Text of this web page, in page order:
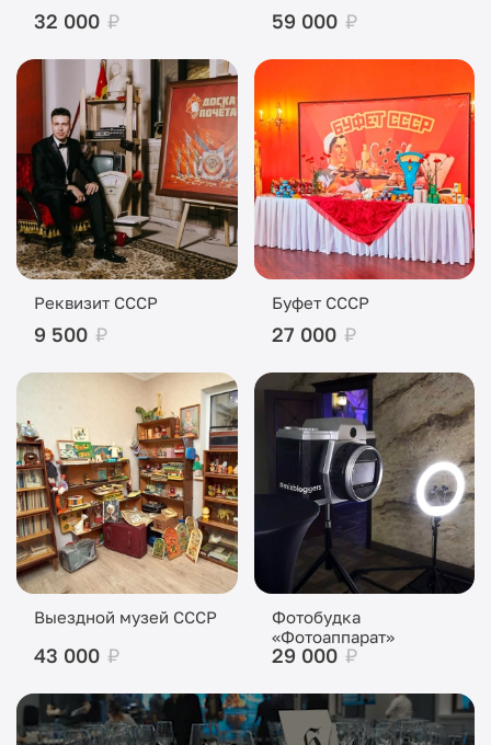
32 000 ₽ 59 000 ₽
Реквизит СССР
9 500 ₽
Буфет СССР
27 000 ₽
Выездной музей СССР
43 000 ₽
Фотобудка
«Фотоаппарат»
29 000 ₽